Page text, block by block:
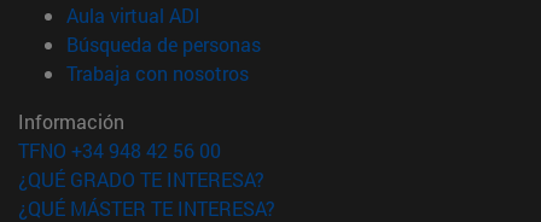
Aula virtual ADI
Búsqueda de personas(abre en nueva ventana)
Trabaja con nosotros(abre en nueva ventana)
Información
TFNO +34 948 42 56 00
¿QUÉ GRADO TE INTERESA?
¿QUÉ MÁSTER TE INTERESA?